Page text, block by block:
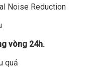
Noise Reduction
vòng 24h.
quả